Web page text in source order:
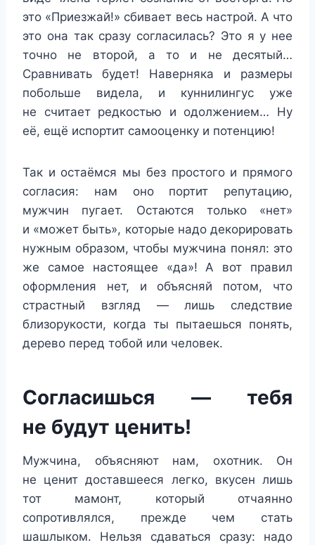
это «Приезжай!» сбивает весь настрой. А что
это она так сразу согласилась? Это я у нее
точно не второй, а то и не десятый…
Сравнивать будет! Наверняка и размеры
побольше видела, и куннилингус уже
не считает редкостью и одолжением… Ну
её, ещё испортит самооценку и потенцию!
Так и остаёмся мы без простого и прямого
согласия: нам оно портит репутацию,
мужчин пугает. Остаются только «нет»
и «может быть», которые надо декорировать
нужным образом, чтобы мужчина понял: это
же самое настоящее «да»! А вот правил
оформления нет, и объясняй потом, что
страстный взгляд — лишь следствие
близорукости, когда ты пытаешься понять,
дерево перед тобой или человек.
Согласишься — тебя
не будут ценить!
Мужчина, объясняют нам, охотник. Он
не ценит доставшееся легко, вкусен лишь
тот мамонт, который отчаянно
сопротивлялся, прежде чем стать
шашлыком. Нельзя сдаваться сразу: надо